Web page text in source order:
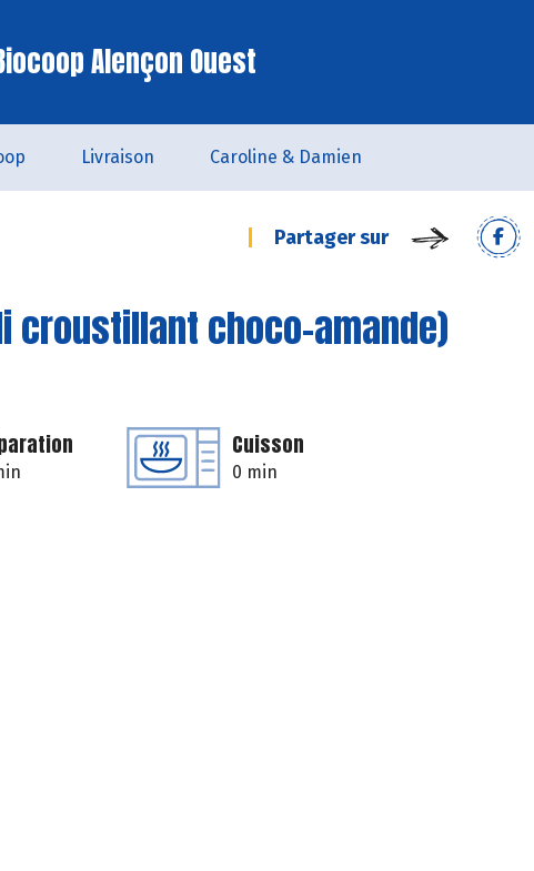
Alençon Ouest
Livraison Caroline & Damien
Partager sur
croustillant choco-amande)
Cuisson
0 min